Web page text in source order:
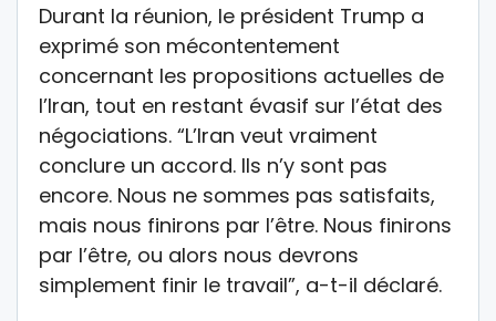
Durant la réunion, le président Trump a
exprimé son mécontentement
concernant les propositions actuelles de
l’Iran, tout en restant évasif sur l’état des
négociations. “L’Iran veut vraiment
conclure un accord. Ils n’y sont pas
encore. Nous ne sommes pas satisfaits,
mais nous finirons par l’être. Nous finirons
par l’être, ou alors nous devrons
simplement finir le travail”, a-t-il déclaré.